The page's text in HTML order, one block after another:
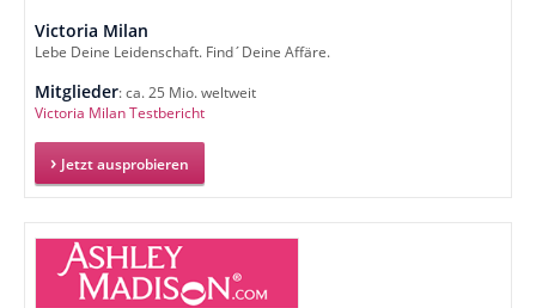
Victoria Milan
Lebe Deine Leidenschaft. Find´Deine Affäre.
Mitglieder: ca. 25 Mio. weltweit
Victoria Milan Testbericht
Jetzt ausprobieren